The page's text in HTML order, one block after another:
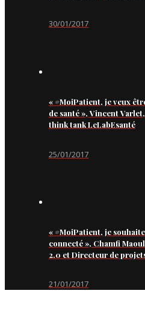
30/01/2017
« #MoiPatient, je veux
de santé », Vincent
think tank LeLabEsanté
25/01/2017
« #MoiPatient, je
connecté », Chamfi
2.0 et Directeur de
21/01/2017